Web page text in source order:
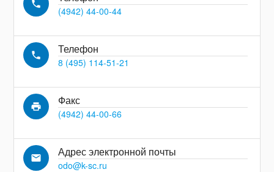
local_phone
(4942) 44-00-44
local_phone Телефон
8 (495) 114-51-21
print Факс
(4942) 44-00-66
email Адрес электронной почты
odo@k-sc.ru